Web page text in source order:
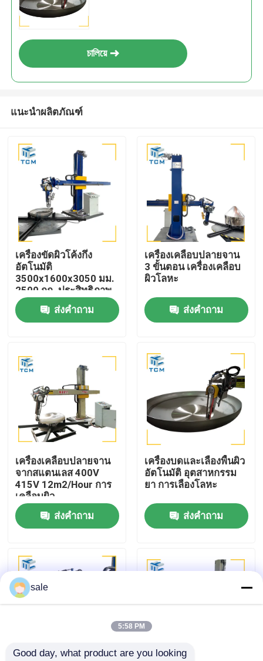
บ้าน
สินค้า
เกี่ยวกับเรา
ทัวร์โรงงาน
การควบคุมคุณภาพ
ติดต่อเรา
กรณี
เครื่องเคลือบถัง
চালিয়ে
แนะนำผลิตภัณฑ์
เครื่องขัดผิวโค้งกึ่ง
อัตโนมัติ
3500x1600x3050 มม.
2500 กก. ประสิทธิภาพ
8-12 ตร.ม. ต่อชั่วโมง
ส่งคำถาม
เครื่องเคลือบปลายจาน
3 ขั้นตอน เครื่องเคลือบ
ผิวโลหะ
ส่งคำถาม
เครื่องเคลือบปลายจาน
จากสแตนเลส 400V
415V 12m2/Hour การ
เคลือบผิว
ส่งคำถาม
เครื่องบดและเลืองพื้นผิว
อัตโนมัติ อุตสาหกรรม
ยา การเลืองโลหะ
ส่งคำถาม
sale
5:58 PM
Good day, what product are you looking